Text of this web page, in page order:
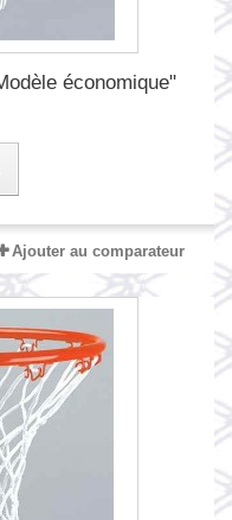
économique"
Ajouter au comparateur